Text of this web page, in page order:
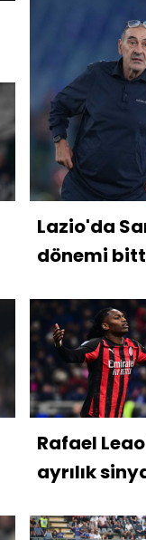
Lazio'da
dönemi
Rafael
ayrılık